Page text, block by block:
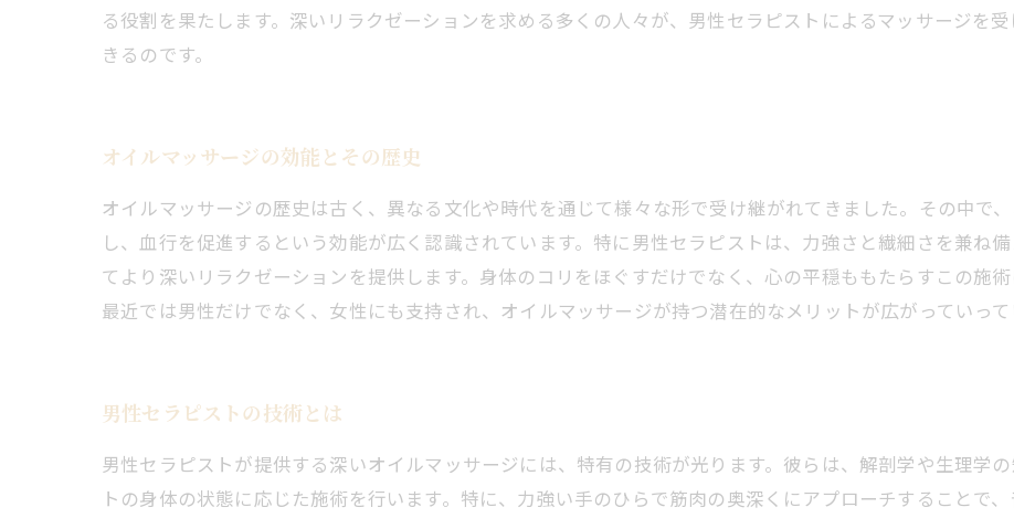
る役割を果たします。深いリラクゼーションを求める多くの人々が、男性セラピストによるマッサージを
きるのです。
オイルマッサージの効能とその歴史
オイルマッサージの歴史は古く、異なる文化や時代を通じて様々な形で受け継がれてきました。その中で
し、血行を促進するという効能が広く認識されています。特に男性セラピストは、力強さと繊細さを兼ね
てより深いリラクゼーションを提供します。身体のコリをほぐすだけでなく、心の平穏ももたらすこの施
最近では男性だけでなく、女性にも支持され、オイルマッサージが持つ潜在的なメリットが広がっていって
男性セラピストの技術とは
男性セラピストが提供する深いオイルマッサージには、特有の技術が光ります。彼らは、解剖学や生理学
トの身体の状態に応じた施術を行います。特に、力強い手のひらで筋肉の奥深くにアプローチすることで